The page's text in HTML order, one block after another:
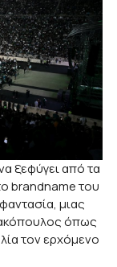
ξεφύγει από τα
brandname του
μιας
όπως
τον ερχόμενο